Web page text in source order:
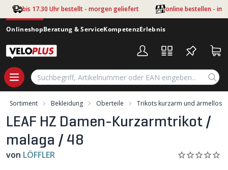
Zum Hauptinhalt springen
bis 17.30 Uhr bestellt - morgen geliefert online bestellen - im
OnlineshopBeratung & ServiceKompetenzErlebnis
Sortiment Bekleidung Oberteile Trikots kurzarm und ärmellos
LEAF HZ Damen-Kurzarmtrikot /
malaga / 48
von LÖFFLER